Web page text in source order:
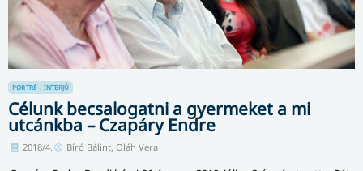
PORTRÉ – INTERJÚ
Célunk becsalogatni a gyermeket a mi
utcánkba – Czapáry Endre
2018/4. Bíró Bálint, Oláh Vera